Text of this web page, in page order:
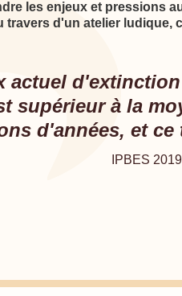
les enjeux et pressions
travers d'un atelier ludique,
actuel
supérieur à la
d'années, et ce
IPBES 2019